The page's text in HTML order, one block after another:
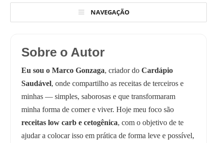
NAVEGAÇÃO
Sobre o Autor
Eu sou o Marco Gonzaga, criador doCardápio
Saudável, onde compartilho as receitas de terceiros e
minhas — simples, saborosas e que transformaram
minha forma de comer e viver. Hoje meu foco são
receitas low carb e cetogênica, com o objetivo de te
ajudar a colocar isso em prática de forma leve e possível,